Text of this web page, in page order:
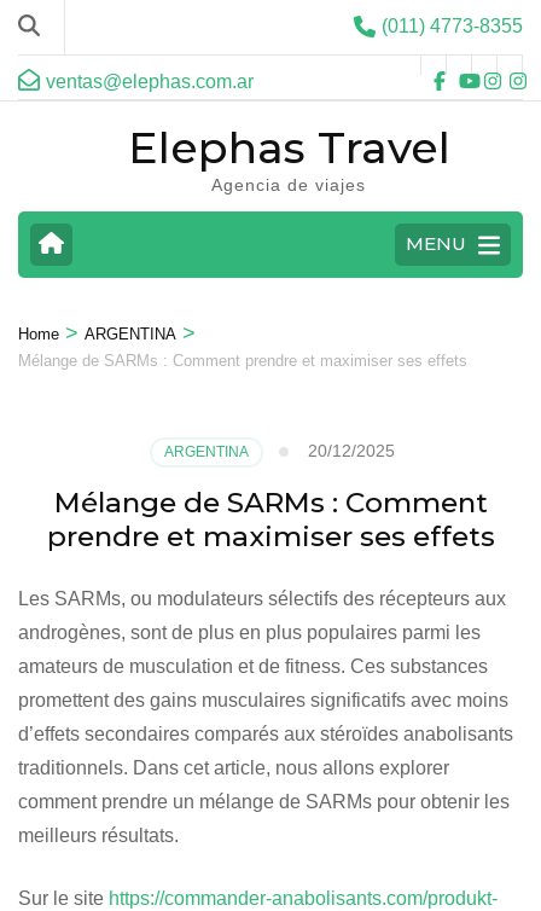
(011) 4773-8355
ventas@elephas.com.ar
Elephas Travel
Agencia de viajes
MENU
Home > ARGENTINA >
Mélange de SARMs : Comment prendre et maximiser ses effets
ARGENTINA 20/12/2025
Mélange de SARMs : Comment
prendre et maximiser ses effets
Les SARMs, ou modulateurs sélectifs des récepteurs aux
androgènes, sont de plus en plus populaires parmi les
amateurs de musculation et de fitness. Ces substances
promettent des gains musculaires significatifs avec moins
d’effets secondaires comparés aux stéroïdes anabolisants
traditionnels. Dans cet article, nous allons explorer
comment prendre un mélange de SARMs pour obtenir les
meilleurs résultats.
Sur le site https://commander-anabolisants.com/produkt-